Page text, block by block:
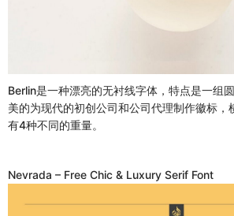
Berlin是一种漂亮的无衬线字体，特点是一组
美的为现代的初创公司和公司代理制作徽标，
有4种不同的重量。
Nevrada – Free Chic & Luxury Serif Font